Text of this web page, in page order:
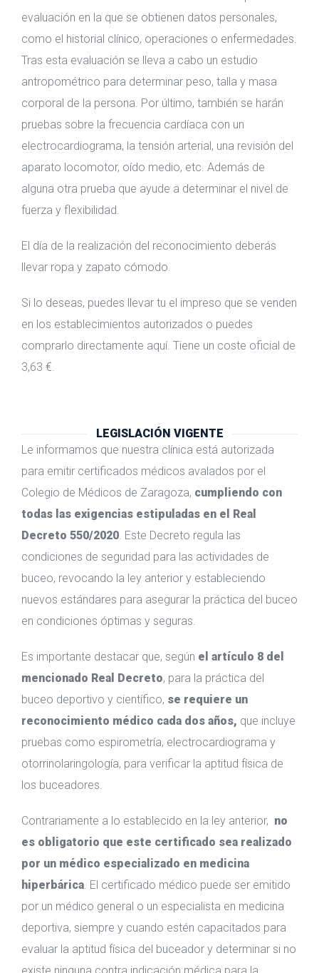
evaluación en la que se obtienen datos personales,
como el historial clínico, operaciones o enfermedades.
Tras esta evaluación se lleva a cabo un estudio
antropométrico para determinar peso, talla y masa
corporal de la persona. Por último, también se harán
pruebas sobre la frecuencia cardíaca con un
electrocardiograma, la tensión arterial, una revisión del
aparato locomotor, oído medio, etc. Además de
alguna otra prueba que ayude a determinar el nivel de
fuerza y flexibilidad.
El día de la realización del reconocimiento deberás
llevar ropa y zapato cómodo.
Si lo deseas, puedes llevar tu el impreso que se venden
en los establecimientos autorizados o puedes
comprarlo directamente aquí. Tiene un coste oficial de
3,63 €.
LEGISLACIÓN VIGENTE
Le informamos que nuestra clínica está autorizada
para emitir certificados médicos avalados por el
Colegio de Médicos de Zaragoza, cumpliendo con
todas las exigencias estipuladas en el Real
Decreto 550/2020 . Este Decreto regula las
condiciones de seguridad para las actividades de
buceo, revocando la ley anterior y estableciendo
nuevos estándares para asegurar la práctica del buceo
en condiciones óptimas y seguras.
Es importante destacar que, según el artículo 8 del
mencionado Real Decreto, para la práctica del
buceo deportivo y científico, se requiere un
reconocimiento médico cada dos años, que incluye
pruebas como espirometría, electrocardiograma y
otorrinolaringología, para verificar la aptitud física de
los buceadores.
Contrariamente a lo establecido en la ley anterior, no
es obligatorio que este certificado sea realizado
por un médico especializado en medicina
hiperbárica . El certificado médico puede ser emitido
por un médico general o un especialista en medicina
deportiva, siempre y cuando estén capacitados para
evaluar la aptitud física del buceador y determinar si no
existe ninguna contra indicación médica para la